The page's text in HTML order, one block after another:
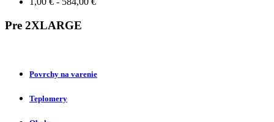
Pre 2XLARGE
Povrchy na varenie
Teplomery